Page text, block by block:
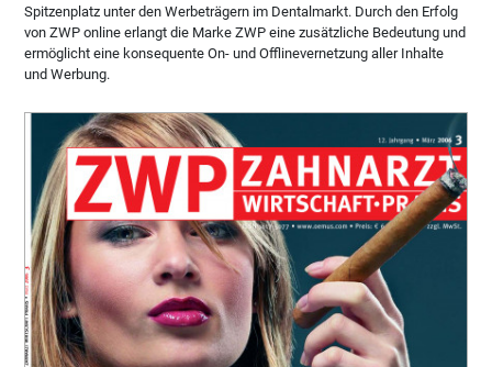
Spitzenplatz unter den Werbeträgern im Dentalmarkt. Durch den Erfolg
von ZWP online erlangt die Marke ZWP eine zusätzliche Bedeutung und
ermöglicht eine konsequente On- und Offlinevernetzung aller Inhalte
und Werbung.